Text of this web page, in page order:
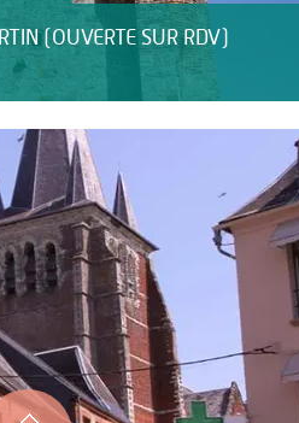
(OUVERTE SUR RDV)